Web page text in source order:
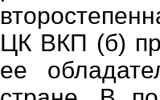
ЦК ВКП (б)
ее